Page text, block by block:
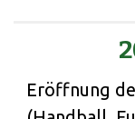
Eröffnung